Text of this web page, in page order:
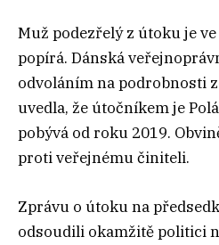
Muž podezřelý z útoku je
popírá. Dánská
odvoláním na podrobnosti
uvedla, že útočníkem je
pobývá od roku 2019.
proti veřejnému činiteli.
Zprávu o útoku na
odsoudili okamžitě politici